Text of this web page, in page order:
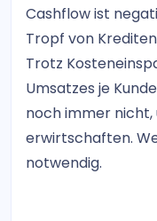
Cashflow ist
Tropf von
Trotz
Umsatzes je
noch immer nicht,
erwirtschaften.
notwendig.